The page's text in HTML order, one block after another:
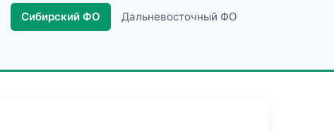
Сибирский ФО Дальневосточный ФО